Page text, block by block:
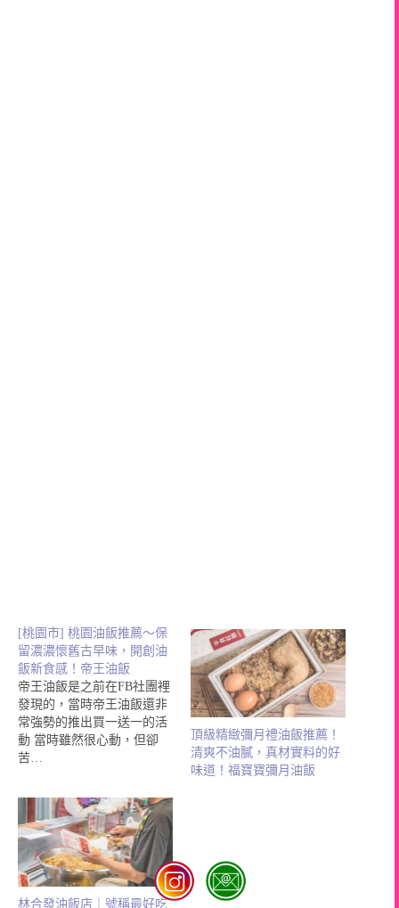
[桃園市] 桃園油飯推薦～保
留濃濃懷舊古早味，開創油
飯新食感！帝王油飯
帝王油飯是之前在FB社團裡
發現的，當時帝王油飯還非
常強勢的推出買一送一的活
動 當時雖然很心動，但卻
苦…
頂級精緻彌月禮油飯推薦！
清爽不油膩，真材實料的好
味道！福寶寶彌月油飯
林合發油飯店｜號稱最好吃